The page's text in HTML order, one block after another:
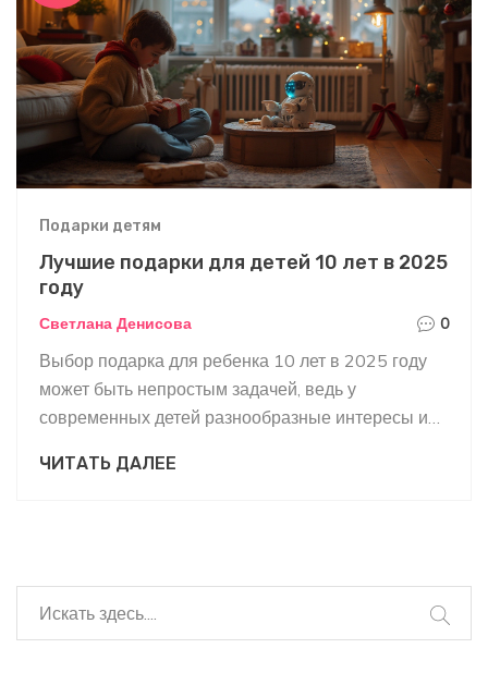
Подарки детям
Лучшие подарки для детей 10 лет в 2025
году
Светлана Денисова 0
Выбор подарка для ребенка 10 лет в 2025 году
может быть непростым задачей, ведь у
современных детей разнообразные интересы и
персонализированных гаджетов, дети склонны к
идеальный подарок, который обрадует и удивит
ребенка.
ЧИТАТЬ ДАЛЕЕ